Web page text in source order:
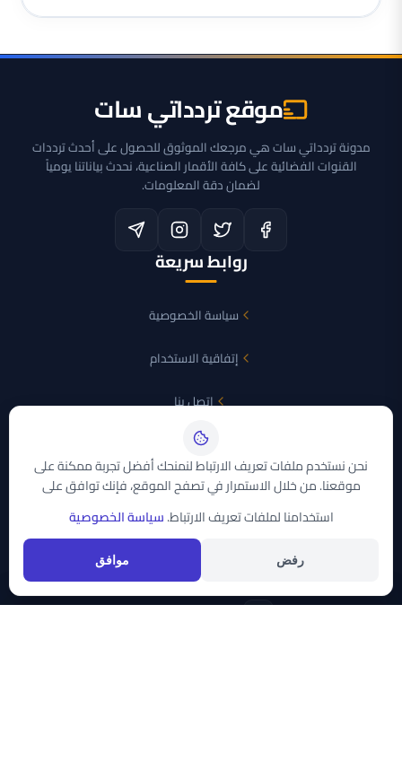
موقع تردداتي سات
مدونة تردداتي سات هي مرجعك الموثوق للحصول على أحدث ترددات
القنوات الفضائية على كافة الأقمار الصناعية، نحدث بياناتنا يومياً
لضمان دقة المعلومات.
روابط سريعة
سياسة الخصوصية
إتفاقية الاستخدام
اتصل بنا
الأقمار الصناعية
نايل سات
عرب سات
نحن نستخدم ملفات تعريف الارتباط لنمنحك أفضل تجربة ممكنة على
موقعنا. من خلال الاستمرار في تصفح الموقع، فإنك توافق على
استخدامنا لملفات تعريف الارتباط.سياسة الخصوصية
رفض موافق